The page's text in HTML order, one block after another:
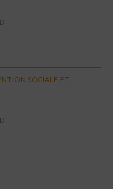
SOCIALE ET